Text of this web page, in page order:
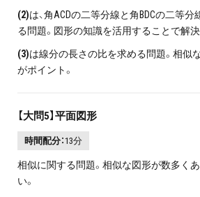
(2)は、角ACDの二等分線と角BDCの二等
る問題。図形の知識を活用することで解決
(3)は線分の長さの比を求める問題。相似
がポイント。
【大問5】平面図形
時間配分：13分
相似に関する問題。相似な図形が数多くあ
い。